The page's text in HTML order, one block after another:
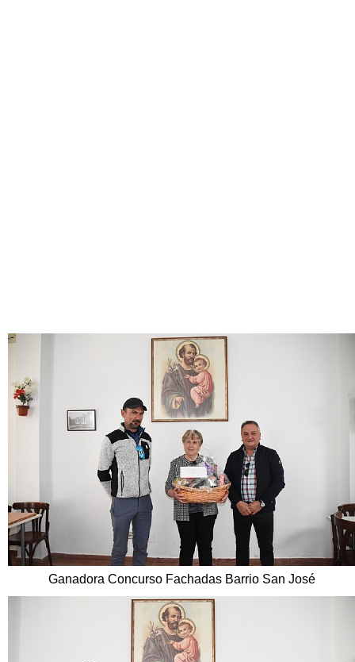
Ganadora Concurso Fachadas Barrio San José